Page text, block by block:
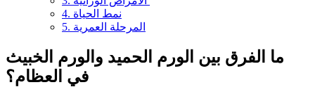
4. نمط الحياة
5. المرحلة العمرية
ما الفرق بين الورم الحميد والورم الخبيث
في العظام؟